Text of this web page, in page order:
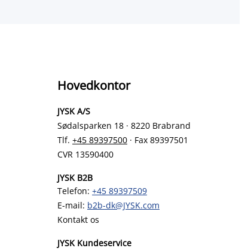
Hovedkontor
JYSK A/S
Sødalsparken 18 · 8220 Brabrand
Tlf. +45 89397500 · Fax 89397501
CVR 13590400
JYSK B2B
Telefon: +45 89397509
E-mail: b2b-dk@JYSK.com
Kontakt os
JYSK Kundeservice